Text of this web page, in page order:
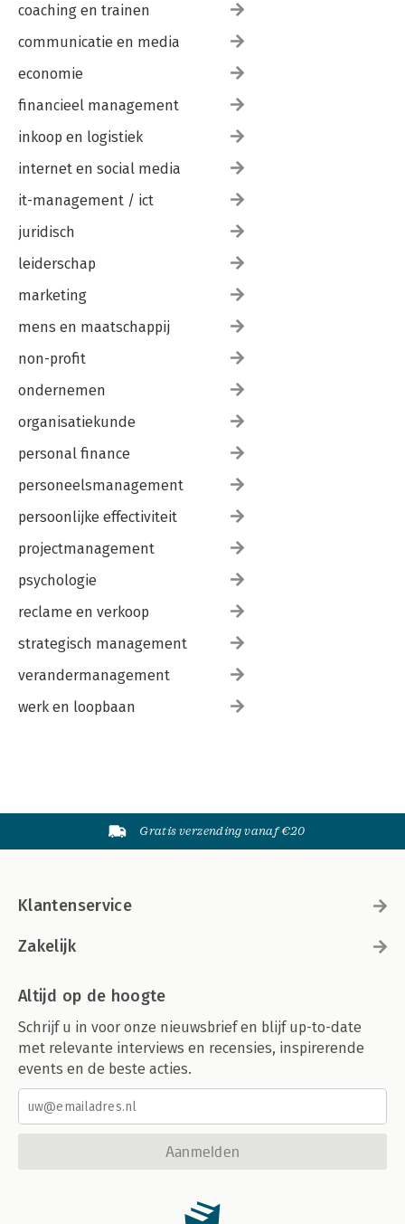
coaching en trainen
communicatie en media
economie
financieel management
inkoop en logistiek
internet en social media
it-management / ict
juridisch
leiderschap
marketing
mens en maatschappij
non-profit
ondernemen
organisatiekunde
personal finance
personeelsmanagement
persoonlijke effectiviteit
projectmanagement
psychologie
reclame en verkoop
strategisch management
verandermanagement
werk en loopbaan
Gratis verzending vanaf €20
Klantenservice
Zakelijk
Altijd op de hoogte
Schrijf u in voor onze nieuwsbrief en blijf up-to-date
met relevante interviews en recensies, inspirerende
events en de beste acties.
Aanmelden